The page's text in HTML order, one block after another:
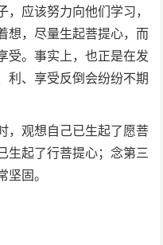
应该努力向他们学习，
想，尽量生起菩提心，而
受。事实上，也正是在发
利、享受反倒会纷纷不期
，观想自己已生起了愿菩
生起了行菩提心；念第三
固。